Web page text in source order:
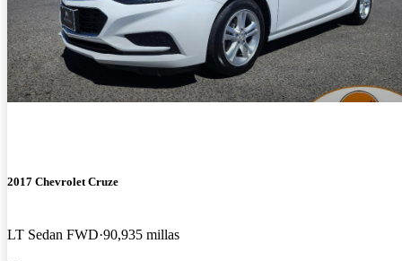
2017 Chevrolet Cruze
LT Sedan FWD 90,935 millas